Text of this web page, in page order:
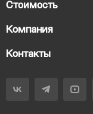
Стоимость
Компания
Контакты